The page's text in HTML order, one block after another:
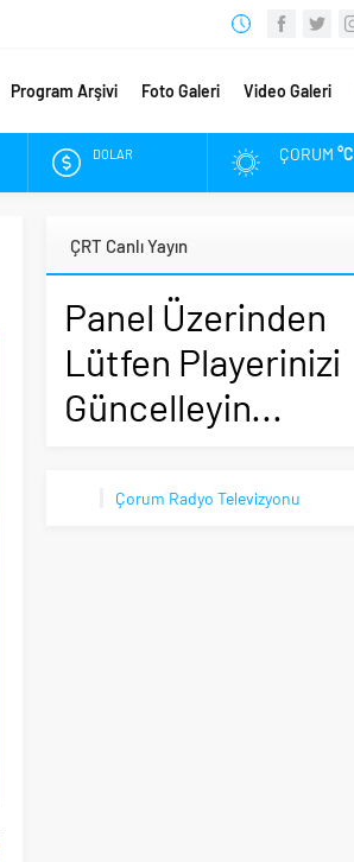
Program Arşivi Foto Galeri Video Galeri
DOLAR
ALTIN
BIST
ÇORUM °C
ÇRT Canlı Yayın
Panel Üzerinden
Lütfen Playerinizi
Güncelleyin...
Çorum Radyo Televizyonu